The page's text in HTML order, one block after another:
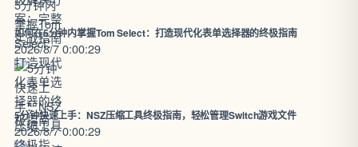
如何在5分钟内掌握Tom Select：打造现代化表单选择器的终极指南
2026/8/7 0:00:29
5分钟快速上手：NSZ压缩工具终极指南，轻松管理Switch游戏文件
2026/8/7 0:00:29